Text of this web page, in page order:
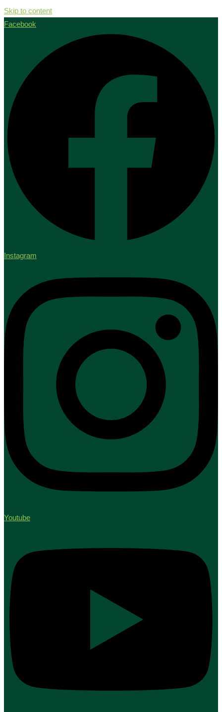
Skip to content
Facebook
Instagram
Youtube